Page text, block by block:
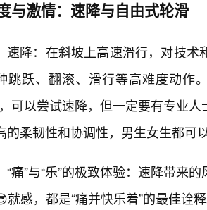
与激情：速降与自由式轮滑
速降：在斜坡上高速滑行，对技术
跳跃、翻滚、滑行等高难度动作
可以尝试速降，但一定要有专业
的柔韧性和协调性，男生女生都可
“痛”与“乐”的极致体验：速降带来
就感，都是“痛并快乐着”的最佳诠